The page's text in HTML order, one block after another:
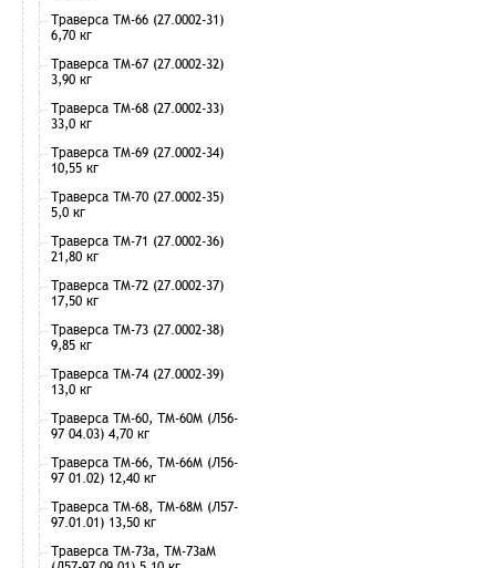
Траверса ТМ-66 (27.0002-31)
6,70 кг
Траверса ТМ-67 (27.0002-32)
3,90 кг
Траверса ТМ-68 (27.0002-33)
33,0 кг
Траверса ТМ-69 (27.0002-34)
10,55 кг
Траверса ТМ-70 (27.0002-35)
5,0 кг
Траверса ТМ-71 (27.0002-36)
21,80 кг
Траверса ТМ-72 (27.0002-37)
17,50 кг
Траверса ТМ-73 (27.0002-38)
9,85 кг
Траверса ТМ-74 (27.0002-39)
13,0 кг
Траверса ТМ-60, ТМ-60М (Л56-
97 04.03) 4,70 кг
Траверса ТМ-66, ТМ-66М (Л56-
97 01.02) 12,40 кг
Траверса ТМ-68, ТМ-68М (Л57-
97.01.01) 13,50 кг
Траверса ТМ-73а, ТМ-73аМ